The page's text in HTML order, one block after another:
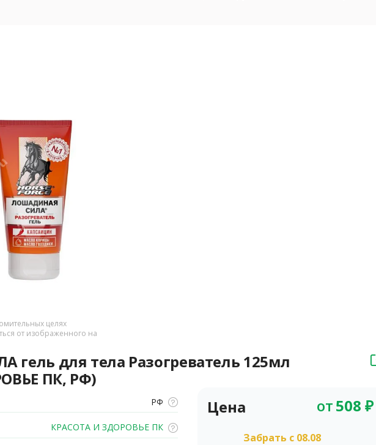
целях
от изображенного на
для тела Разогреватель 125мл
ПК, РФ)
РФ
КРАСОТА И ЗДОРОВЬЕ ПК
Цена от508 ₽
Забрать c 08.08